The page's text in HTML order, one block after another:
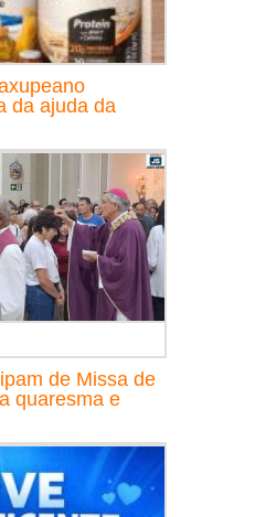
da ajuda da
de Missa de
quaresma e